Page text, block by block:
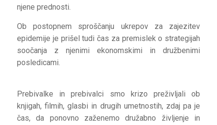
njene prednosti.
Ob postopnem sproščanju ukrepov za zajezitev
epidemije je prišel tudi čas za premislek o strategijah
soočanja z njenimi ekonomskimi in družbenimi
posledicami.
Prebivalke in prebivalci smo krizo preživljali ob
knjigah, filmih, glasbi in drugih umetnostih, zdaj pa je
čas, da ponovno zaženemo družabno življenje in